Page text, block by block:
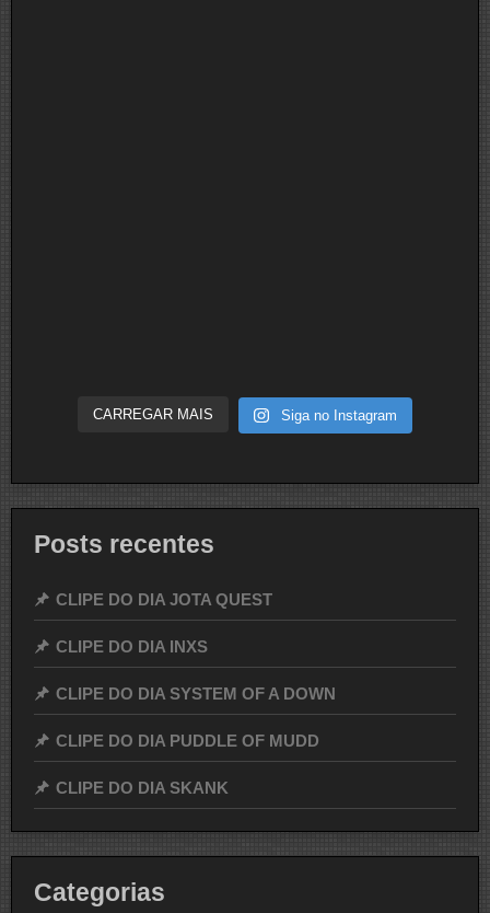
CARREGAR MAIS Siga no Instagram
Posts recentes
CLIPE DO DIA JOTA QUEST
CLIPE DO DIA INXS
CLIPE DO DIA SYSTEM OF A DOWN
CLIPE DO DIA PUDDLE OF MUDD
CLIPE DO DIA SKANK
Categorias